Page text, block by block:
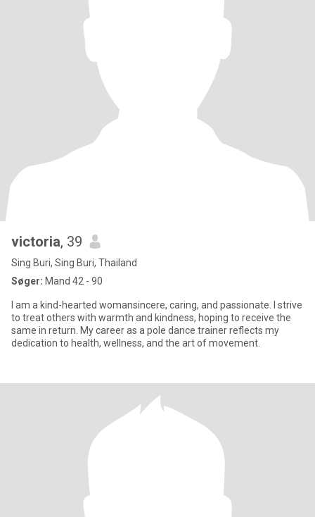
victoria, 39
Sing Buri, Sing Buri, Thailand
Søger: Mand 42 - 90
I am a kind-hearted womansincere, caring, and passionate. I strive
to treat others with warmth and kindness, hoping to receive the
same in return. My career as a pole dance trainer reflects my
dedication to health, wellness, and the art of movement.